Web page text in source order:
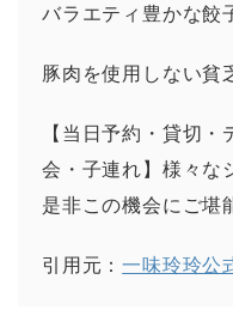
バラエティ豊かな餃
豚肉を使用しない貧
【当日予約・貸切
会・子連れ】様々な
是非この機会にご堪
引用元：一味玲玲公